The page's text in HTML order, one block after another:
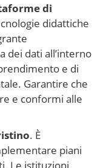
di
didattiche
dei dati all’interno
e di
Garantire che
e conformi alle
. È
piani
Le istituzioni